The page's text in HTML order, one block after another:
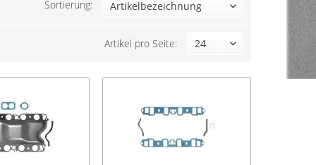
Sortierung:
Artikel pro Seite: